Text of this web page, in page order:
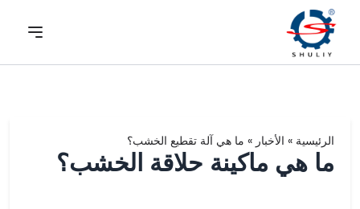
الرئيسية » الأخبار » ما هي آلة تقطيع الخشب؟
ما هي ماكينة حلاقة الخشب؟